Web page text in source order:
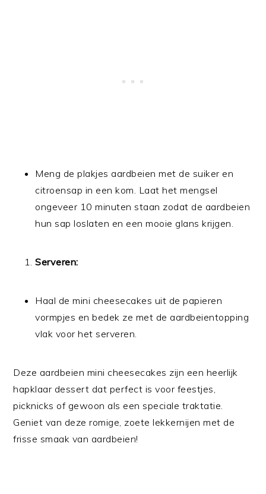
Meng de plakjes aardbeien met de suiker en
citroensap in een kom. Laat het mengsel
ongeveer 10 minuten staan zodat de aardbeien
hun sap loslaten en een mooie glans krijgen.
Serveren:
Haal de mini cheesecakes uit de papieren
vormpjes en bedek ze met de aardbeientopping
vlak voor het serveren.
Deze aardbeien mini cheesecakes zijn een heerlijk
hapklaar dessert dat perfect is voor feestjes,
picknicks of gewoon als een speciale traktatie.
Geniet van deze romige, zoete lekkernijen met de
frisse smaak van aardbeien!